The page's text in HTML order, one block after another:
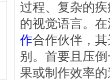
过程、复杂的
的视觉语言。
作合作伙伴，
别。首要且压
果或制作效率